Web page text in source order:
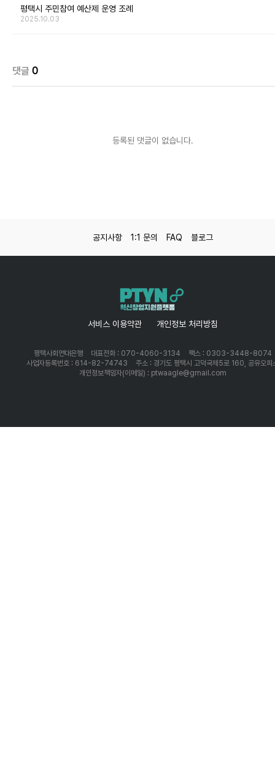
평택시 주민참여 예산제 운영 조례
2025.10.03
댓글 0
등록된 댓글이 없습니다.
공지사항 1:1 문의 FAQ 블로그
서비스 이용약관 개인정보 처리방침
평택사회연대은행 대표전화 : 070-4060-3134
팩스 : 0303-3448-8074
사업자등록번호 : 614-82-74743
주소 : 경기도 평택시 고덕국제5로 160, 공유오피
개인정보책임자(이메일) : ptwaagle@gmail.com